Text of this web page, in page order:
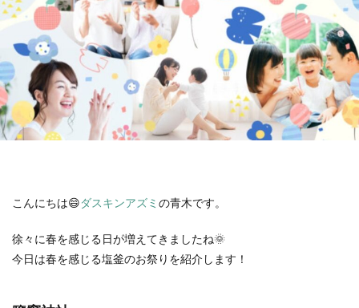
こんにちは😄ダスキンアズミ の青木です。
徐々に春を感じる日が増えてきましたね🌞
今日は春を感じる塩釜のお祭りを紹介します！